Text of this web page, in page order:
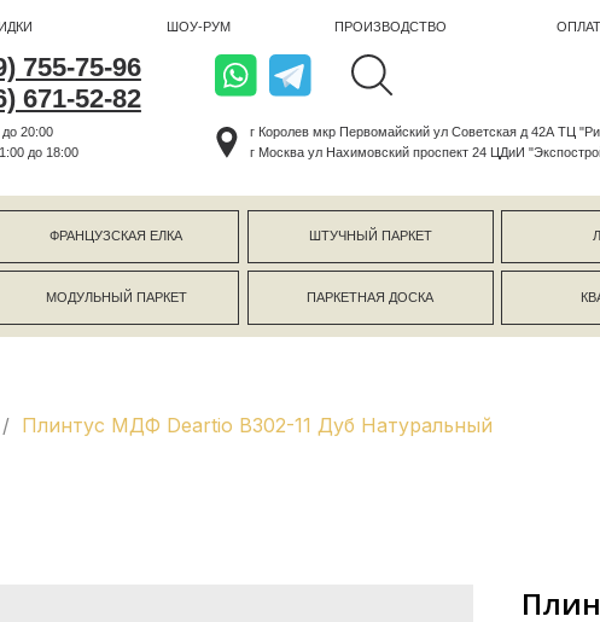
75-96
52-82
ШОУ-РУМ ПРОИЗВОДСТВО
18:00
г Москва ул Нахимовский проспект 24 ЦДиИ "Экспострой"
ФРАНЦУЗСКАЯ ЕЛКА
ПАРКЕТНАЯ ДОСКА
МОДУЛЬНЫЙ ПАРКЕТ
ШТУЧНЫЙ ПАРКЕТ
КВАРЦВИНИЛ
ЛАМИНАТ
Плинтус МДФ Deartio B302-11 Дуб Натуральный